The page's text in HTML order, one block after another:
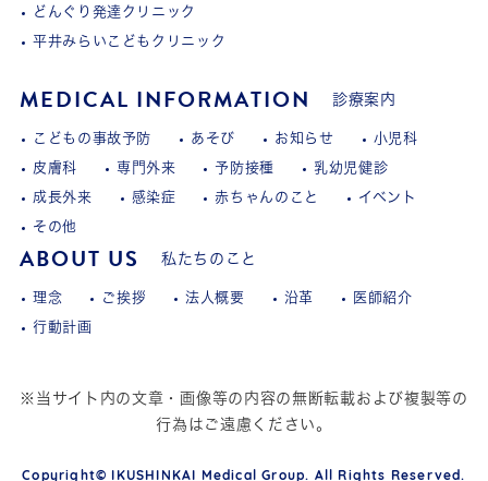
どんぐり発達クリニック
平井みらいこどもクリニック
MEDICAL INFORMATION 診療案内
こどもの事故予防 あそび お知らせ 小児科
皮膚科 専門外来 予防接種 乳幼児健診
成長外来 感染症 赤ちゃんのこと イベント
その他
ABOUT US 私たちのこと
理念 ご挨拶 法人概要 沿革 医師紹介
行動計画
※当サイト内の文章・画像等の内容の無断転載および複製等の
行為はご遠慮ください。
Copyright© IKUSHINKAI Medical Group. All Rights Reserved.